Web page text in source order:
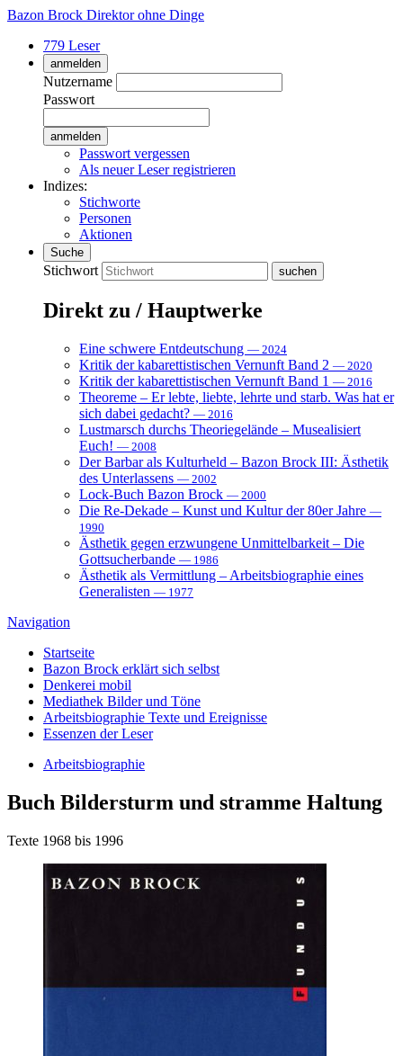
Bazon Brock Direktor ohne Dinge
779 Leser
anmelden
Nutzername
Passwort
Passwort vergessen
Als neuer Leser registrieren
Indizes:
Stichworte
Personen
Aktionen
Suche
Stichwort
Direkt zu / Hauptwerke
Eine schwere Entdeutschung — 2024
Kritik der kabarettistischen Vernunft Band 2 — 2020
Kritik der kabarettistischen Vernunft Band 1 — 2016
Theoreme – Er lebte, liebte, lehrte und starb. Was hat er
sich dabei gedacht? — 2016
Lustmarsch durchs Theoriegelände – Musealisiert
Euch! — 2008
Der Barbar als Kulturheld – Bazon Brock III: Ästhetik
des Unterlassens — 2002
Lock-Buch Bazon Brock — 2000
Die Re-Dekade – Kunst und Kultur der 80er Jahre —
1990
Ästhetik gegen erzwungene Unmittelbarkeit – Die
Gottsucherbande — 1986
Ästhetik als Vermittlung – Arbeitsbiographie eines
Generalisten — 1977
Navigation
Startseite
Bazon Brock erklärt sich selbst
Denkerei mobil
Mediathek Bilder und Töne
Arbeitsbiographie Texte und Ereignisse
Essenzen der Leser
Arbeitsbiographie
Buch Bildersturm und stramme Haltung
Texte 1968 bis 1996